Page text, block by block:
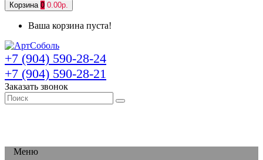
Корзина 0 0.00р.
Ваша корзина пуста!
+7 (904) 590-28-24
+7 (904) 590-28-21
Заказать звонок
Меню